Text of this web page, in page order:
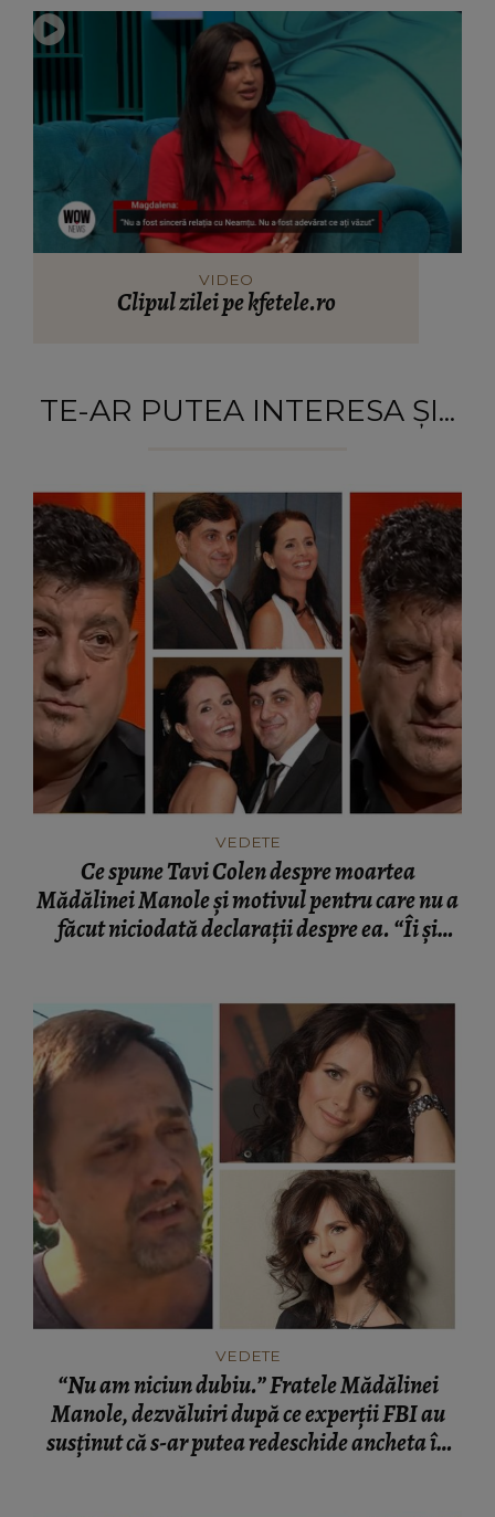
VIDEO
Clipul zilei pe kfetele.ro
TE-AR PUTEA INTERESA ȘI...
VEDETE
Ce spune Tavi Colen despre moartea
Mădălinei Manole și motivul pentru care nu a
făcut niciodată declarații despre ea. “Îi și
VEDETE
“Nu am niciun dubiu.” Fratele Mădălinei
Manole, dezvăluiri după ce experții FBI au
susținut că s-ar putea redeschide ancheta în